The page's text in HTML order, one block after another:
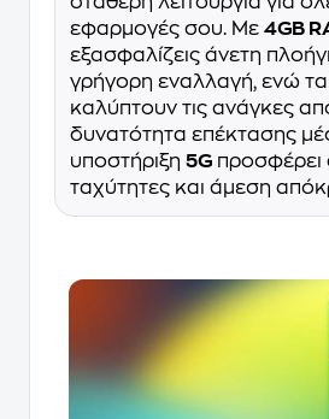
εφαρμογές σου. Με 4GB
εξασφαλίζεις άνετη
γρήγορη εναλλαγή, ενώ τα
καλύπτουν τις ανάγκες
δυνατότητα επέκτασης
υποστήριξη 5G προσφέρει
ταχύτητες και άμεση